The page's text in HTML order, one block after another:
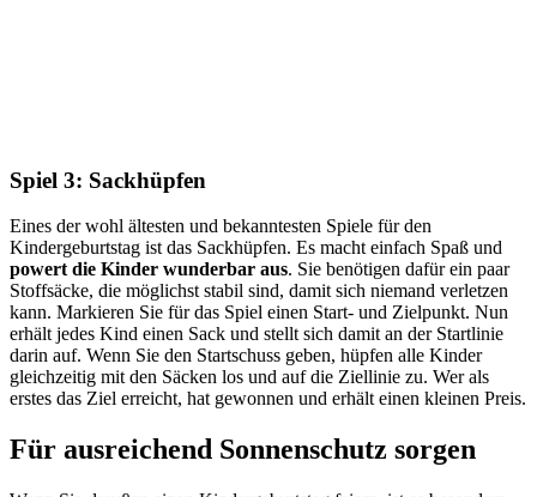
Spiel 3: Sackhüpfen
Eines der wohl ältesten und bekanntesten Spiele für den
Kindergeburtstag ist das Sackhüpfen. Es macht einfach Spaß und
powert die Kinder wunderbar aus. Sie benötigen dafür ein paar
Stoffsäcke, die möglichst stabil sind, damit sich niemand verletzen
kann. Markieren Sie für das Spiel einen Start- und Zielpunkt. Nun
erhält jedes Kind einen Sack und stellt sich damit an der Startlinie
darin auf. Wenn Sie den Startschuss geben, hüpfen alle Kinder
gleichzeitig mit den Säcken los und auf die Ziellinie zu. Wer als
erstes das Ziel erreicht, hat gewonnen und erhält einen kleinen Preis.
Für ausreichend Sonnenschutz sorgen